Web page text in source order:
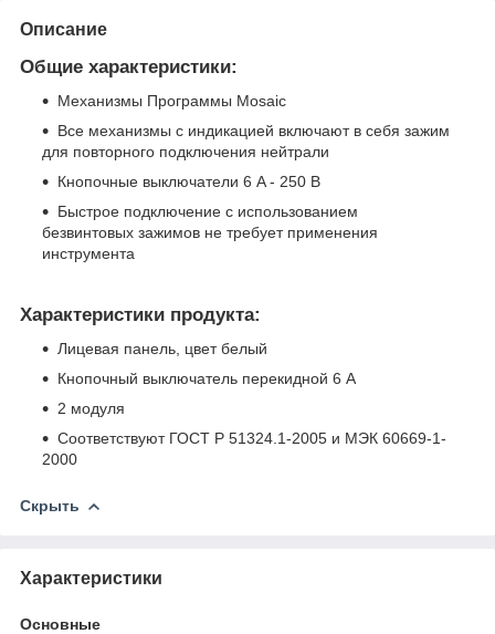
Описание
Общие характеристики:
Механизмы Программы Mosaic
Все механизмы с индикацией включают в себя зажим
для повторного подключения нейтрали
Кнопочные выключатели 6 A - 250 В
Быстрое подключение с использованием
безвинтовых зажимов не требует применения
инструмента
Характеристики продукта:
Лицевая панель, цвет белый
Кнопочный выключатель перекидной 6 A
2 модуля
Соответствуют ГОСТ Р 51324.1-2005 и МЭК 60669-1-
2000
Скрыть
Характеристики
Основные